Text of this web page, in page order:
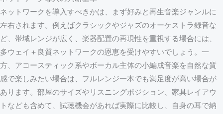
ネットワークを導入すべきかは、まず好みと再生音楽ジャンルに
左右されます。例えばクラシックやジャズのオーケストラ録音な
ど、帯域レンジが広く、楽器配置の再現性を重視する場合には、
多ウェイ＋良質ネットワークの恩恵を受けやすいでしょう。一
方、アコースティック系やボーカル主体の小編成音楽を自然な質
感で楽しみたい場合は、フルレンジ一本でも満足度が高い場合が
あります。部屋のサイズやリスニングポジション、家具レイアウ
トなども含めて、試聴機会があれば実際に比較し、自身の耳で納